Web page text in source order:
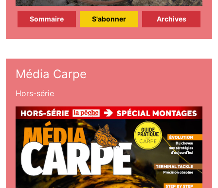
Sommaire S'abonner Archives
Média Carpe
Hors-série